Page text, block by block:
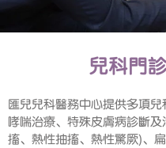
兒科門
匯兒兒科醫務中心提供多項兒
哮喘治療、特殊皮膚病診斷
搐、熱性抽搐、熱性驚厥)、